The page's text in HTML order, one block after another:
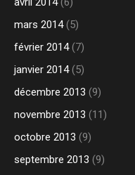
mars 2014(5)
février 2014(7)
janvier 2014(5)
décembre 2013 (9)
novembre 2013 (11)
octobre 2013 (9)
septembre 2013 (9)